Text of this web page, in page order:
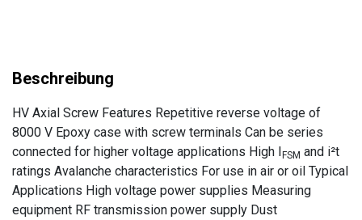
HV Axial Screw Features Repetitive reverse voltage of
8000 V Epoxy case with screw terminals Can be series
connected for higher voltage applications High I FSM and i²t
ratings Avalanche characteristics For use in air or oil Typical
Applications High voltage power supplies Measuring
equipment RF transmission power supply Dust